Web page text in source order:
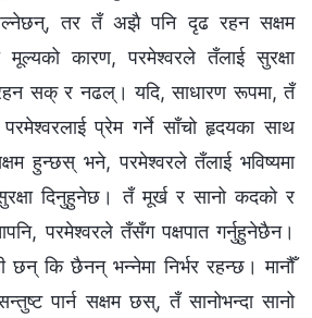
तर तँ अझै पनि दृढ रहन सक्षम
कारण, परमेश्‍वरले तँलाई सुरक्षा
सक् र नढल्। यदि, साधारण रूपमा, तँ
प्रेम गर्ने साँचो हृदयका साथ
हुन्छस् भने, परमेश्‍वरले तँलाई भविष्यमा
दिनुहुनेछ। तँ मूर्ख र सानो कदको र
परमेश्‍वरले तँसँग पक्षपात गर्नुहुनेछैन।
छन् कि छैनन् भन्‍नेमा निर्भर रहन्छ। मानौँ
पार्न सक्षम छस्, तँ सानोभन्दा सानो